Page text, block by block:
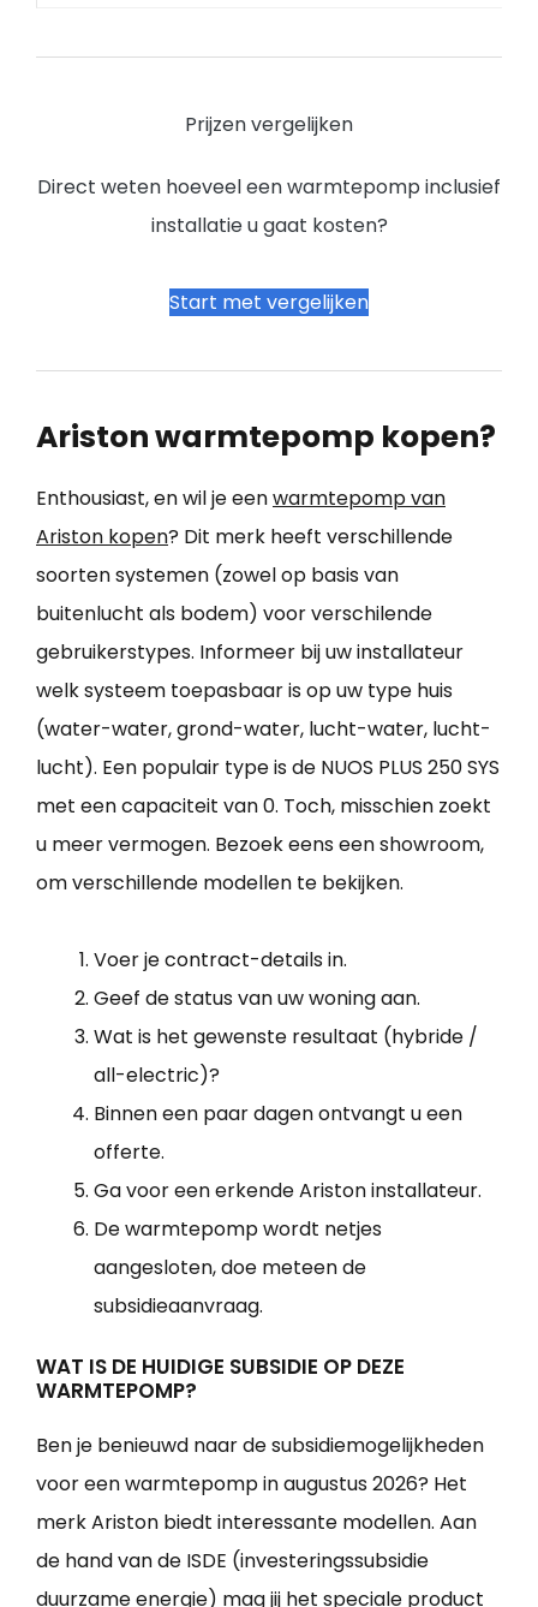
Prijzen vergelijken
Direct weten hoeveel een warmtepomp inclusief
installatie u gaat kosten?
Start met vergelijken
Ariston warmtepomp kopen?
Enthousiast, en wil je eenwarmtepomp van
Ariston kopen? Dit merk heeft verschillende
soorten systemen (zowel op basis van
buitenlucht als bodem) voor verschilende
gebruikerstypes. Informeer bij uw installateur
welk systeem toepasbaar is op uw type huis
(water-water, grond-water, lucht-water, lucht-
lucht). Een populair type is de NUOS PLUS 250 SYS
met een capaciteit van 0. Toch, misschien zoekt
u meer vermogen. Bezoek eens een showroom,
om verschillende modellen te bekijken.
Voer je contract-details in.
Geef de status van uw woning aan.
Wat is het gewenste resultaat (hybride /
all-electric)?
Binnen een paar dagen ontvangt u een
offerte.
Ga voor een erkende Ariston installateur.
De warmtepomp wordt netjes
aangesloten, doe meteen de
subsidieaanvraag.
WAT IS DE HUIDIGE SUBSIDIE OP DEZE
WARMTEPOMP?
Ben je benieuwd naar de subsidiemogelijkheden
voor een warmtepomp in augustus 2026? Het
merk Ariston biedt interessante modellen. Aan
de hand van de ISDE (investeringssubsidie
duurzame energie) mag jij het speciale product